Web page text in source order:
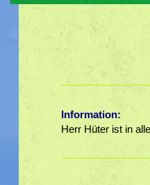
Information:
Herr Hüter ist in